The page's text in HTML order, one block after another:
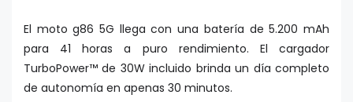
El moto g86 5G llega con una batería de 5.200 mAh
para 41 horas a puro rendimiento. El cargador
TurboPower™ de 30W incluido brinda un día completo
de autonomía en apenas 30 minutos.